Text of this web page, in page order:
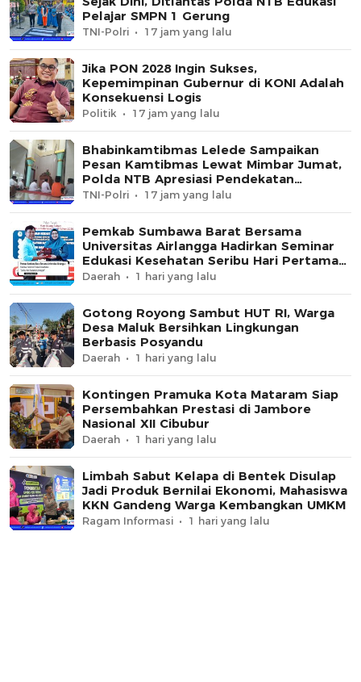
Pelajar SMPN 1 Gerung
TNI-Polri 17 jam yang lalu
Jika PON 2028 Ingin Sukses,
Kepemimpinan Gubernur di KONI Adalah
Konsekuensi Logis
Politik 17 jam yang lalu
Bhabinkamtibmas Lelede Sampaikan
Pesan Kamtibmas Lewat Mimbar Jumat,
Polda NTB Apresiasi Pendekatan
Keagamaan
TNI-Polri 17 jam yang lalu
Pemkab Sumbawa Barat Bersama
Universitas Airlangga Hadirkan Seminar
Edukasi Kesehatan Seribu Hari Pertama
Kehidupan
Daerah 1 hari yang lalu
Gotong Royong Sambut HUT RI, Warga
Desa Maluk Bersihkan Lingkungan
Berbasis Posyandu
Daerah 1 hari yang lalu
Kontingen Pramuka Kota Mataram Siap
Persembahkan Prestasi di Jambore
Nasional XII Cibubur
Daerah 1 hari yang lalu
Limbah Sabut Kelapa di Bentek Disulap
Jadi Produk Bernilai Ekonomi, Mahasiswa
KKN Gandeng Warga Kembangkan UMKM
Ragam Informasi 1 hari yang lalu